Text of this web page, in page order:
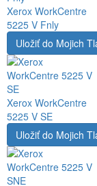
Xerox WorkCentre
5225 V Fnly
Uložiť do Mojich
Xerox WorkCentre
5225 V SE
Uložiť do Mojich